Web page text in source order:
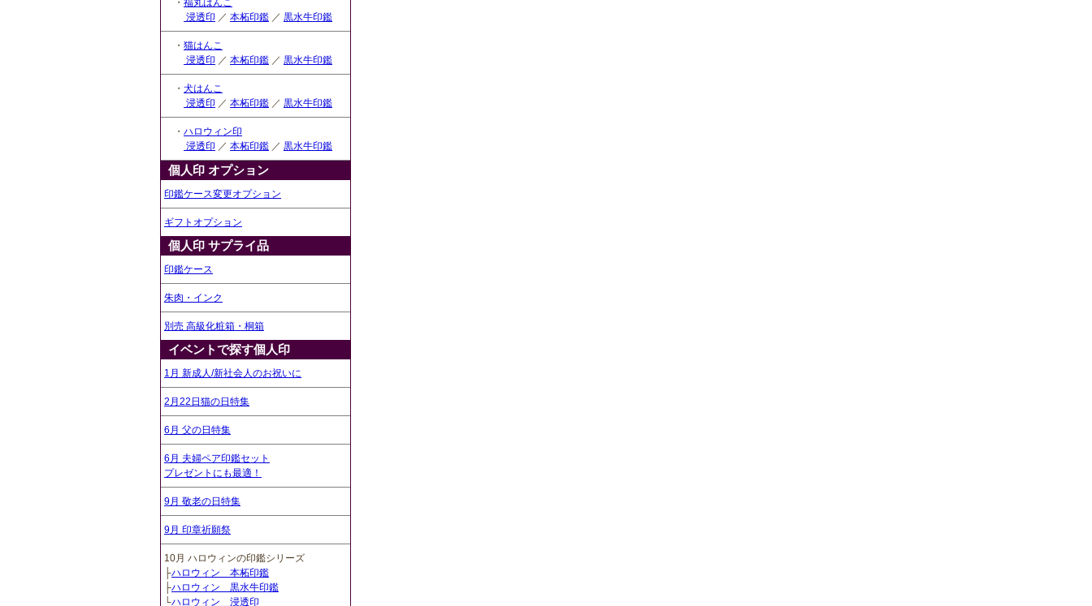
・ 福丸はんこ
浸透印 ／ 本柘印鑑 ／ 黒水牛印鑑
・ 猫はんこ
浸透印 ／ 本柘印鑑 ／ 黒水牛印鑑
・ 犬はんこ
浸透印 ／ 本柘印鑑 ／ 黒水牛印鑑
・ ハロウィン印
浸透印 ／ 本柘印鑑 ／ 黒水牛印鑑
個人印 オプション
印鑑ケース変更オプション
ギフトオプション
個人印 サプライ品
印鑑ケース
朱肉・インク
別売 高級化粧箱・桐箱
イベントで探す個人印
1月 新成人/新社会人のお祝いに
2月22日猫の日特集
6月 父の日特集
6月 夫婦ペア印鑑セット
プレゼントにも最適！
9月 敬老の日特集
9月 印章祈願祭
10月 ハロウィンの印鑑シリーズ
├ハロウィン 本柘印鑑
├ハロウィン 黒水牛印鑑
└ハロウィン 浸透印